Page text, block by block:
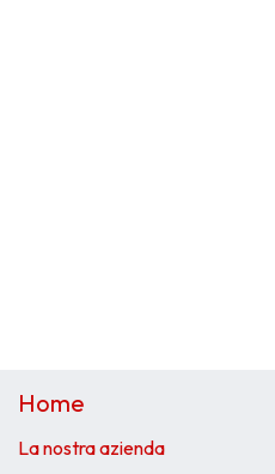
Home
La nostra azienda